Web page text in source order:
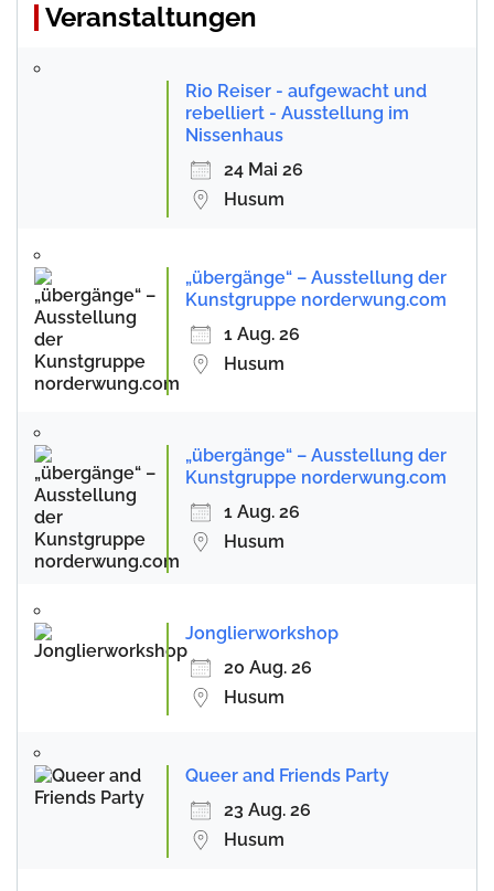
Veranstaltungen
Rio Reiser - aufgewacht und
rebelliert - Ausstellung im
Nissenhaus
24 Mai 26
Husum
„übergänge“ – Ausstellung der
Kunstgruppe norderwung.com
1 Aug. 26
Husum
„übergänge“ – Ausstellung der
Kunstgruppe norderwung.com
1 Aug. 26
Husum
Jonglierworkshop
20 Aug. 26
Husum
Queer and Friends Party
23 Aug. 26
Husum